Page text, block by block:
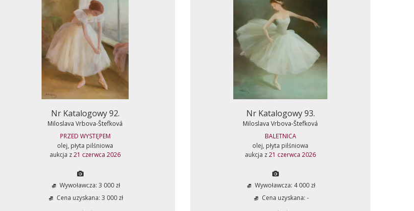
Nr Katalogowy 92.
Miloslava Vrbova-Štefková
PRZED WYSTĘPEM
olej, płyta pilśniowa
aukcja z21 czerwca 2026
Wywoławcza: 3 000 zł
Cena uzyskana: 3 000 zł
Nr Katalogowy 93.
Miloslava Vrbova-Štefková
BALETNICA
olej, płyta pilśniowa
aukcja z21 czerwca 2026
Wywoławcza: 4 000 zł
Cena uzyskana: -